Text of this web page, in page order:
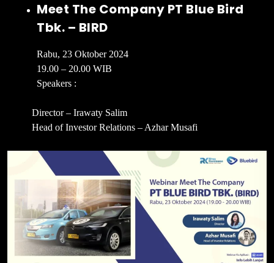
Meet The Company PT Blue Bird
Tbk. – BIRD
Rabu, 23 Oktober 2024
19.00 – 20.00 WIB
Speakers :
Director – Irawaty Salim
Head of Investor Relations – Azhar Musafi